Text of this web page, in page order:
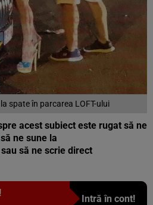
spate în parcarea LOFT-ului
acest subiect este rugat să ne
ne sune la
să ne scrie direct
Intră în cont!